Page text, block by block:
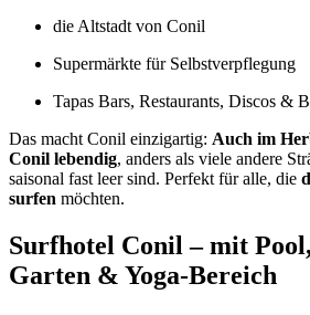
die Altstadt von Conil
Supermärkte für Selbstverpflegung
Tapas Bars, Restaurants, Discos &
Das macht Conil einzigartig: Auch im
Conil lebendig, anders als viele andere
saisonal fast leer sind. Perfekt für alle, die
surfen möchten.
Surfhotel Conil – mit
Garten & Yoga-Bereich